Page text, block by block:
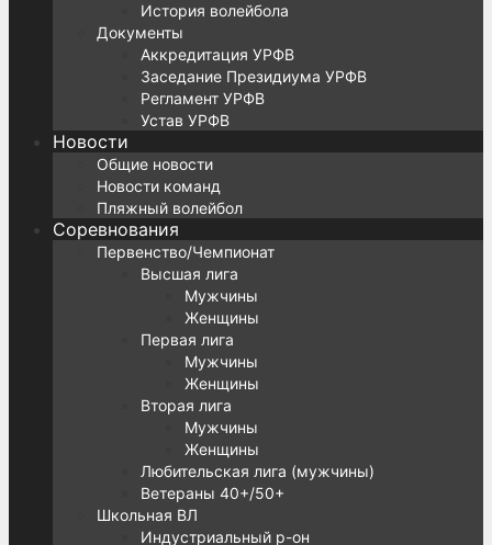
История волейбола
Документы
Аккредитация УРФВ
Заседание Президиума УРФВ
Регламент УРФВ
Устав УРФВ
Новости
Общие новости
Новости команд
Пляжный волейбол
Соревнования
Первенство/Чемпионат
Высшая лига
Мужчины
Женщины
Первая лига
Мужчины
Женщины
Вторая лига
Мужчины
Женщины
Любительская лига (мужчины)
Ветераны 40+/50+
Школьная ВЛ
Индустриальный р-он